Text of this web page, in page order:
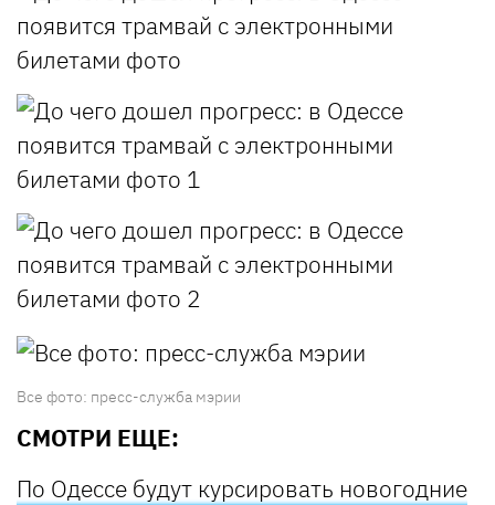
Все фото: пресс-служба мэрии
СМОТРИ ЕЩЕ:
По Одессе будут курсировать новогодние